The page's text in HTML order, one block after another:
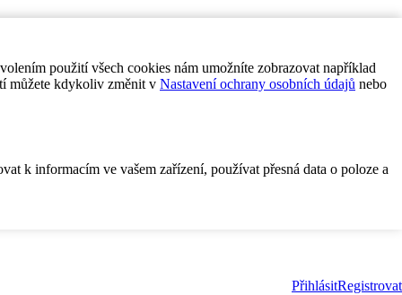
použití všech cookies nám umožníte zobrazovat například
můžete kdykoliv změnit v Nastavení ochrany osobních údajů nebo
k informacím ve vašem zařízení, používat přesná data o poloze a
PřihlásitRegistrovat